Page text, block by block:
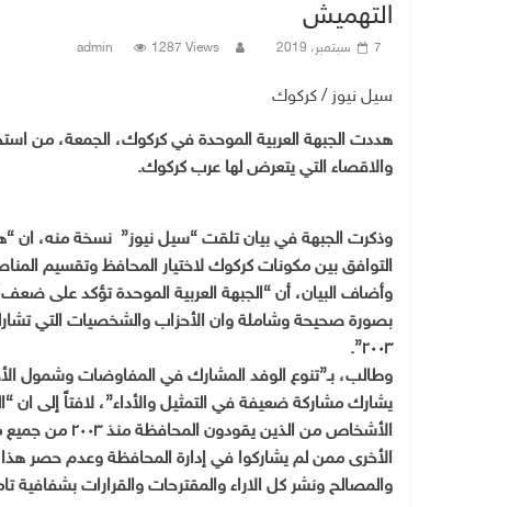
التهميش
7 سبتمبر، 2019 admin 1287 Views
سيل نيوز / كركوك
هددت الجبهة العربية الموحدة في كركوك، الجمعة، من
والاقصاء التي يتعرض لها عرب كركوك.
وذكرت الجبهة في بيان تلقت “سيل نيوز” نسخة منه، ان
التوافق بين مكونات كركوك لاختيار المحافظ وتقسيم المناصب
وأضاف البيان، أن “الجبهة العربية الموحدة تؤكد على ضعف
بصورة صحيحة وشاملة وان الأحزاب والشخصيات التي
٢٠٠٣”.
وطالب، بـ”تنوع الوفد المشارك في المفاوضات وشمول
يشارك مشاركة ضعيفة في التمثيل والأداء”، لافتاً إلى
الأشخاص من
الأخرى ممن لم يشاركوا في إدارة المحافظة وعدم حصر
والمصالح ونشر كل الاراء والمقترحات والقرارات بشفافية